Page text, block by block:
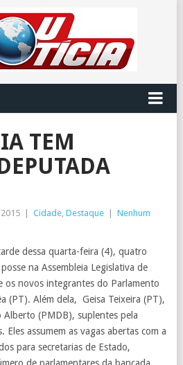
TEM
Cidade, Destaque
Nenhum
dessa quarta-feira (4), quatro
na Assembleia Legislativa de
os novos integrantes do Parlamento
(PT). Além dela, Geisa Teixeira (PT),
Alberto (PMDB), suplentes pela
Eles assumem as vagas abertas com a
para secretarias de Estado,